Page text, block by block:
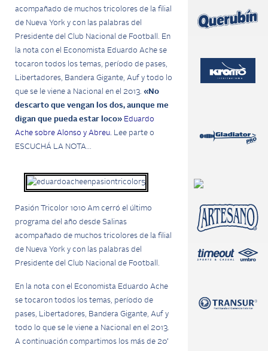
acompañado de muchos tricolores de la filial
de Nueva York y con las palabras del
Presidente del Club Nacional de Football. En
la nota con el Economista Eduardo Ache se
tocaron todos los temas, período de pases,
Libertadores, Bandera Gigante, Auf y todo lo
que se le viene a Nacional en el 2013. «No
descarto que vengan los dos, aunque me
digan que pueda estar loco» Eduardo
Ache sobre Alonso y Abreu. Lee parte o
ESCUCHÁ LA NOTA…
Pasión Tricolor 1010 Am cerró el último
programa del año desde Salinas
acompañado de muchos tricolores de la filial
de Nueva York y con las palabras del
Presidente del Club Nacional de Football.
En la nota con el Economista Eduardo Ache
se tocaron todos los temas, período de
pases, Libertadores, Bandera Gigante, Auf y
todo lo que se le viene a Nacional en el 2013.
A continuación compartimos los más de 20′